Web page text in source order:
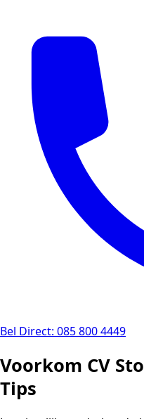
Bel Direct: 085 800 4449
Voorkom CV
Tips